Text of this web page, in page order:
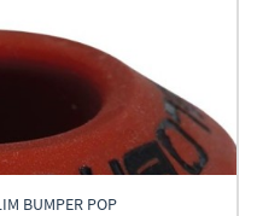
BUMPER POP